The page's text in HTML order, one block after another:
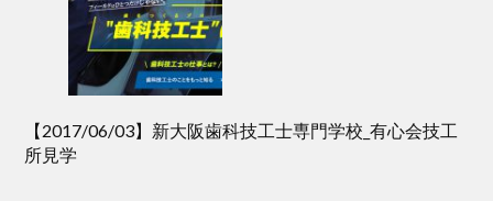
【2017/06/03】新大阪歯科技工士専門学校_有心会技工
所見学